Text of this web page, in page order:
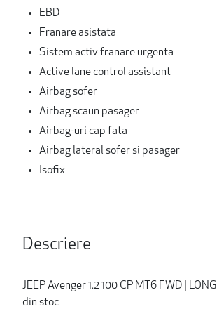
EBD
Franare asistata
Sistem activ franare urgenta
Active lane control assistant
Airbag sofer
Airbag scaun pasager
Airbag-uri cap fata
Airbag lateral sofer si pasager
Isofix
Descriere
JEEP Avenger 1.2 100 CP MT6 FWD |
din stoc